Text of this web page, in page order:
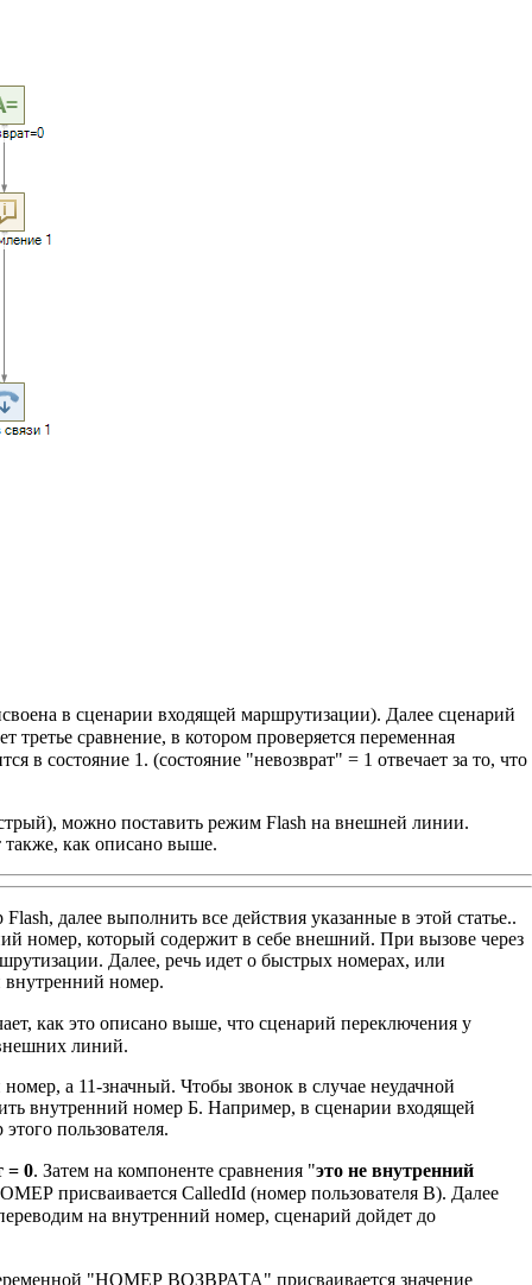
в сценарии входящей маршрутизации). Далее сценарий
сравнение, в котором проверяется переменная
в состояние 1. (состояние "невозврат" = 1 отвечает за то, что
можно поставить режим Flash на внешней линии.
также, как описано выше.
далее выполнить все действия указанные в этой статье..
номер, который содержит в себе внешний. При вызове через
Далее, речь идет о быстрых номерах, или
внутренний номер.
как это описано выше, что сценарий переключения у
линий.
а 11-значный. Чтобы звонок в случае неудачной
внутренний номер Б. Например, в сценарии входящей
пользователя.
= 0. Затем на компоненте сравнения "это не внутренний
присваивается CalledId (номер пользователя В). Далее
на внутренний номер, сценарий дойдет до
"НОМЕР ВОЗВРАТА" присваивается значение